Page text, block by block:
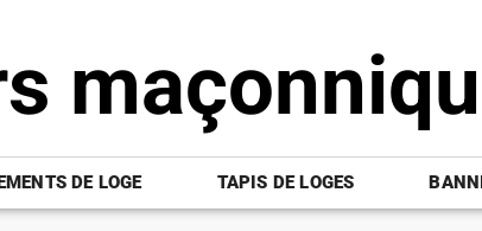
DE LOGE TAPIS DE LOGES